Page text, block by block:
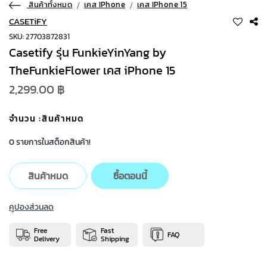
สินค้าทั้งหมด เคส IPhone เคส IPhone 15
CASETiFY
SKU: 27703872831
Casetify รุ่น FunkieYinYang by
TheFunkieFlower เคส iPhone 15
2,299.00 ฿
จำนวน :สินค้าหมด
0 รายการในสต็อกสินค้า!
สินค้าหมด ซื้อตอนนี้
คูปองส่วนลด
Free
Delivery
Fast
Shipping FAQ